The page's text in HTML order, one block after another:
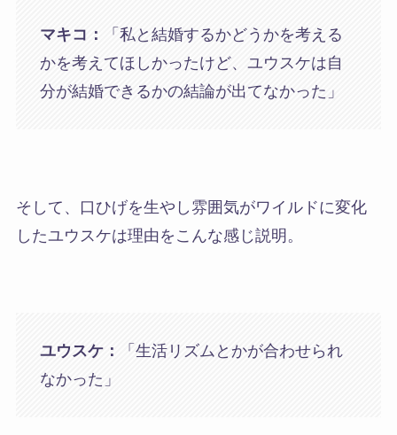
マキコ：
「私と結婚するかどうかを考える
かを考えてほしかったけど、ユウスケは自
分が結婚できるかの結論が出てなかった」
そして、口ひげを生やし雰囲気がワイルドに変化
したユウスケは理由をこんな感じ説明。
ユウスケ：
「生活リズムとかが合わせられ
なかった」